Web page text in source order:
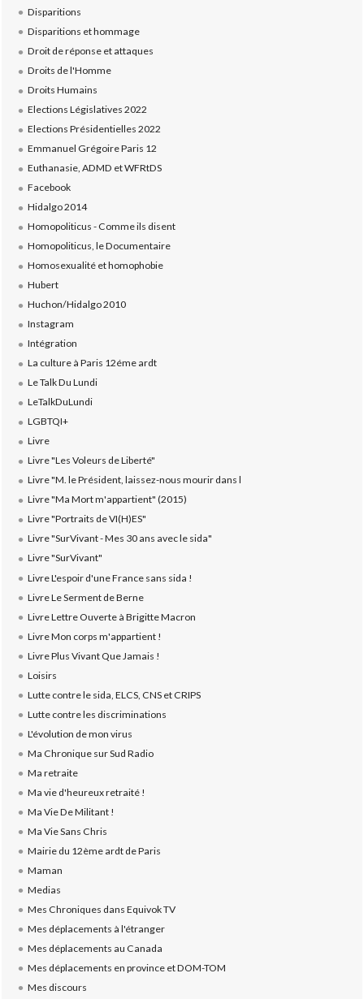
Disparitions
Disparitions et hommage
Droit de réponse et attaques
Droits de l'Homme
Droits Humains
Elections Législatives 2022
Elections Présidentielles 2022
Emmanuel Grégoire Paris 12
Euthanasie, ADMD et WFRtDS
Facebook
Hidalgo 2014
Homopoliticus - Comme ils disent
Homopoliticus, le Documentaire
Homosexualité et homophobie
Hubert
Huchon/Hidalgo 2010
Instagram
Intégration
La culture à Paris 12éme ardt
Le Talk Du Lundi
LeTalkDuLundi
LGBTQI+
Livre
Livre "Les Voleurs de Liberté"
Livre "M. le Président, laissez-nous mourir dans l
Livre "Ma Mort m'appartient" (2015)
Livre "Portraits de VI(H)ES"
Livre "SurVivant - Mes 30 ans avec le sida"
Livre "SurVivant"
Livre L'espoir d'une France sans sida !
Livre Le Serment de Berne
Livre Lettre Ouverte à Brigitte Macron
Livre Mon corps m'appartient !
Livre Plus Vivant Que Jamais !
Loisirs
Lutte contre le sida, ELCS, CNS et CRIPS
Lutte contre les discriminations
L'évolution de mon virus
Ma Chronique sur Sud Radio
Ma retraite
Ma vie d'heureux retraité !
Ma Vie De Militant !
Ma Vie Sans Chris
Mairie du 12ème ardt de Paris
Maman
Medias
Mes Chroniques dans Equivok TV
Mes déplacements à l'étranger
Mes déplacements au Canada
Mes déplacements en province et DOM-TOM
Mes discours